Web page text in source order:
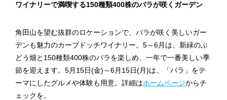
ワイナリーで満喫する150種類400株のバラが咲くガーデン
角田山を望む抜群のロケーションで、バラが咲く美しいガー
デンも魅力のカーブドッチワイナリー。5～6月は、新緑のぶ
どう畑と150種類400株のバラを楽しめ、一年で一番美しい季
節を迎えます。5月15日(金)～6月15日(月)は、「バラ」をテ
ーマにしたグルメや体験も用意。詳細はホームページからチ
ェックを。